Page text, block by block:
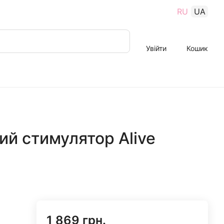
RU UA
Увійти Кошик
стимулятор Alive
1 869 грн.